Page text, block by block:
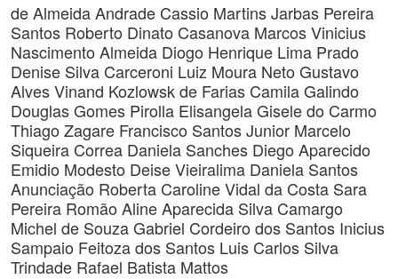
de Almeida Andrade Cassio MartinsJarbas Pereira
Santos Roberto Dinato Casanova Marcos Vinicius
Nascimento Almeida Diogo Henrique Lima Prado
Denise Silva Carceroni Luiz Moura Neto Gustavo
Alves Vinand Kozlowsk de Farias Camila Galindo
Douglas Gomes Pirolla Elisangela Gisele do Carmo
Thiago Zagare Francisco Santos Junior Marcelo
Siqueira Correa Daniela Sanches Diego Aparecido
Emidio Modesto Deise Vieiralima Daniela Santos
Anunciação Roberta Caroline Vidal da Costa Sara
Pereira Romão Aline Aparecida Silva Camargo
Michel de SouzaGabriel Cordeiro dos Santos Inicius
Sampaio Feitoza dos Santos Luis Carlos Silva
Trindade Rafael Batista Mattos